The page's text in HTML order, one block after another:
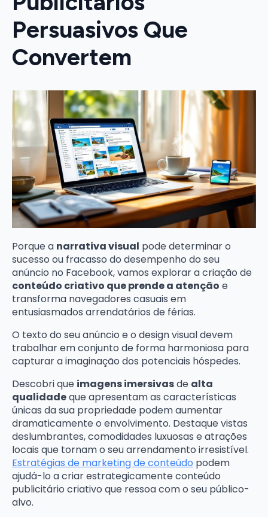
Persuasivos Que
Convertem
Porque a narrativa visual pode determinar o
sucesso ou fracasso do desempenho do seu
anúncio no Facebook, vamos explorar a criação de
conteúdo criativo que prende a atenção e
transforma navegadores casuais em
entusiasmados arrendatários de férias.
O texto do seu anúncio e o design visual devem
trabalhar em conjunto de forma harmoniosa para
capturar a imaginação dos potenciais hóspedes.
Descobri que imagens imersivasde alta
qualidadeque apresentam as características
únicas da sua propriedade podem aumentar
dramaticamente o envolvimento. Destaque vistas
deslumbrantes, comodidades luxuosas e atrações
locais que tornam o seu arrendamento irresistível.
Estratégias de marketing de conteúdo podem
ajudá-lo a criar estrategicamente conteúdo
publicitário criativo que ressoa com o seu público-
alvo.